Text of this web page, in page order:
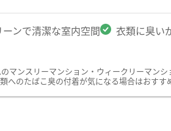
ーンで清潔な室内空間 衣類に臭い
ンスリーマンション・ウィークリーマン
のたばこ臭の付着が気になる場合はおすす